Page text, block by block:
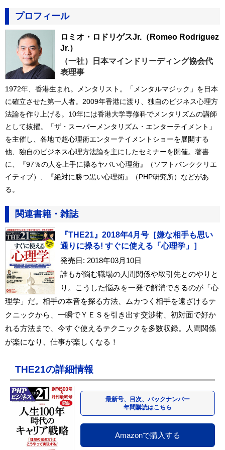
プロフィール
ロミオ・ロドリゲスJr. （Romeo Rodriguez
Jr.）
（一社）日本マインドリーディング協会代
表理事
1972年、香港生まれ。メンタリスト。「メンタルマジック」を日本
に確立させた第一人者。2009年香港に渡り、独自のビジネス心理方
法論を作り上げる。10年には香港大学専修科でメンタリズムの講師
として抜擢。「ザ・スーパーメンタリズム・エンターテイメント」
を主催し、各地で超心理術エンターテイメントショーを展開する
他、独自のビジネス心理方法論を主にしたセミナーを開催。著書
に、『97％の人を上手に操るヤバい心理術』（ソフトバンククリエ
イティブ）、『絶対に勝つ黒い心理術』（PHP研究所）などがあ
る。
関連書籍・雑誌
『THE21』2018年4月号［嫌な相手も思い
通りに操る! すぐに使える「心理学」］
発売日: 2018年03月10日
誰もが悩む職場の人間関係や取引先とのやりと
り。こうした悩みを一発で解消できるのが「心
理学」だ。相手の本音を探る方法、ムカつく相手を遠ざけるテ
クニックから、一瞬でＹＥＳを引き出す交渉術、初対面で好か
れる方法まで、今すぐ使えるテクニックを多数収録。人間関係
が楽になり、仕事が楽しくなる！
THE21の詳細情報
最新号、目次、バックナンバー
年間購読はこちら
Amazonで購入する